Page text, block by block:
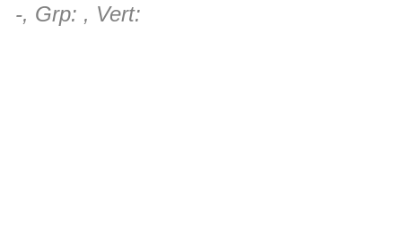
-, Grp: , Vert: